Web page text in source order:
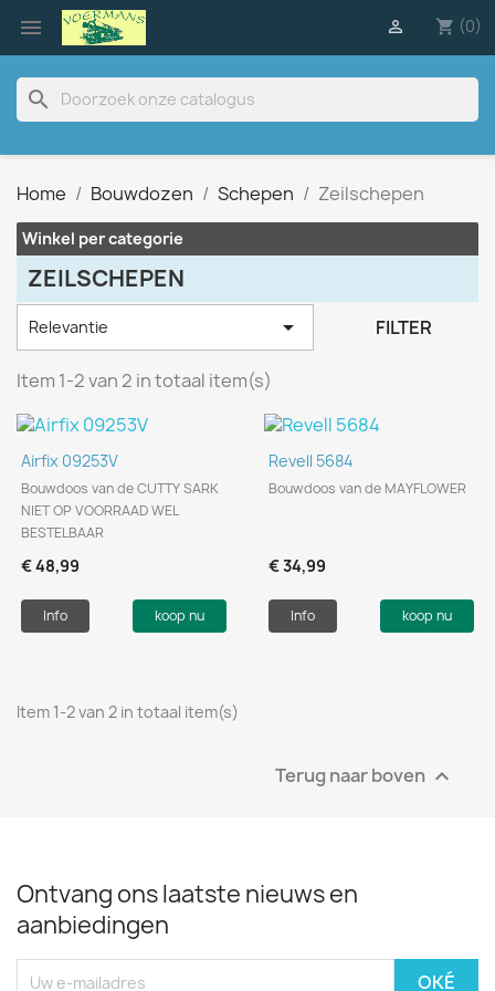
 shopping_cart (0)

search
Home Bouwdozen Schepen Zeilschepen
Winkel per categorie
ZEILSCHEPEN
Relevantie  FILTER
Item 1-2 van 2 in totaal item(s)
Airfix 09253V
Bouwdoos van de CUTTY SARK
NIET OP VOORRAAD WEL
BESTELBAAR
€ 48,99
Info koop nu
Revell 5684
Bouwdoos van de MAYFLOWER
€ 34,99
Info koop nu
Item 1-2 van 2 in totaal item(s)
Terug naar boven 
Ontvang ons laatste nieuws en
aanbiedingen